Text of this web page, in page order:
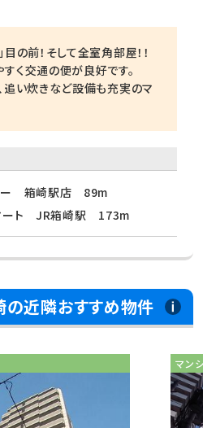
の前！そして全室角部屋！！
く交通の便が良好です。
追い炊きなど設備も充実のマ
ー 箱崎駅店 89m
ート JR箱崎駅 173m
の近隣おすすめ物件
マン